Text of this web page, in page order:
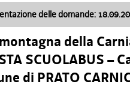
delle domande:
della
SCUOLABUS –
di PRATO